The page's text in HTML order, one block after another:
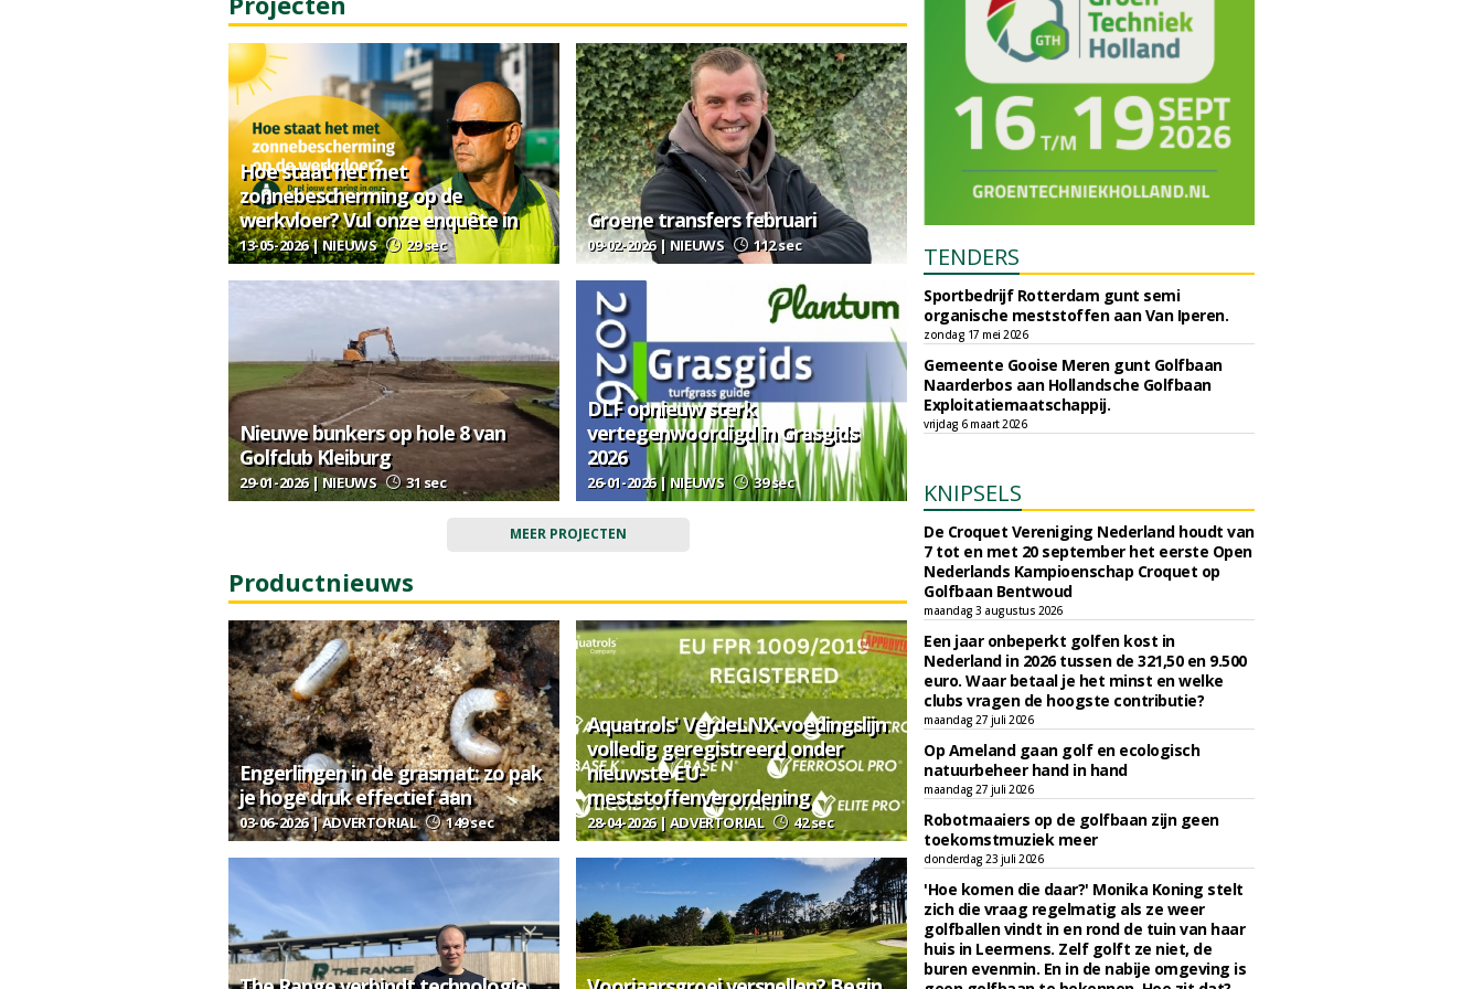
Hoe staat het met
zonnebescherming op de
werkvloer? Vul onze enquête in
13-05-2026 | NIEUWS 29 sec
Groene transfers februari
09-02-2026 | NIEUWS 112 sec
Nieuwe bunkers op hole 8 van
Golfclub Kleiburg
29-01-2026 | NIEUWS 31 sec
DLF opnieuw sterk
vertegenwoordigd in Grasgids
2026
26-01-2026 | NIEUWS 39 sec
MEER PROJECTEN
Productnieuws
Engerlingen in de grasmat: zo pak
je hoge druk effectief aan
03-06-2026 | ADVERTORIAL 149 sec
Aquatrols' VerdeLNX-voedingslijn
volledig geregistreerd onder
nieuwste EU-
meststoffenverordening
28-04-2026 | ADVERTORIAL 42 sec
TENDERS
Sportbedrijf Rotterdam gunt semi
organische meststoffen aan Van Iperen.
zondag 17 mei 2026
Gemeente Gooise Meren gunt Golfbaan
Naarderbos aan Hollandsche Golfbaan
Exploitatiemaatschappij.
vrijdag 6 maart 2026
KNIPSELS
De Croquet Vereniging Nederland houdt van
7 tot en met 20 september het eerste Open
Nederlands Kampioenschap Croquet op
Golfbaan Bentwoud
maandag 3 augustus 2026
Een jaar onbeperkt golfen kost in
Nederland in 2026 tussen de 321,50 en 9.500
euro. Waar betaal je het minst en welke
clubs vragen de hoogste contributie?
maandag 27 juli 2026
Op Ameland gaan golf en ecologisch
natuurbeheer hand in hand
maandag 27 juli 2026
Robotmaaiers op de golfbaan zijn geen
toekomstmuziek meer
donderdag 23 juli 2026
'Hoe komen die daar?' Monika Koning stelt
zich die vraag regelmatig als ze weer
golfballen vindt in en rond de tuin van haar
huis in Leermens. Zelf golft ze niet, de
buren evenmin. En in de nabije omgeving is